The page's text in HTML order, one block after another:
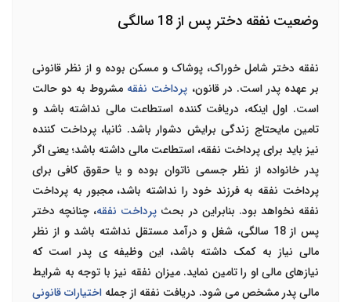
وضعیت نفقه دختر پس از 18 سالگی
نفقه دختر شامل خوراک، پوشاک و مسکن بوده و از نظر قانونی
بر عهده پدر است. در قانون، پرداخت نفقه مشروط به دو حالت
است. اول اینکه، دریافت کننده استطاعت مالی نداشته باشد و
تامین مایحتاج زندگی برایش دشوار باشد. ثانیا، پرداخت کننده
نیز باید برای پرداخت نفقه، استطاعت مالی داشته باشد؛ یعنی اگر
پدر خانواده از نظر جسمی ناتوان بوده و یا حقوق کافی برای
پرداخت نفقه به فرزند خود را نداشته باشد، مجبور به پرداخت
نفقه نخواهد بود. بنابراین در بحث پرداخت نفقه، چنانچه دختر
پس از 18 سالگی، شغل و درآمد مستقل نداشته باشد و از نظر
مالی نیاز به کمک داشته باشد، این وظیفه ی پدر است که
نیازهای مالی او را تامین نماید. میزان نفقه نیز با توجه به شرایط
مالی پدر مشخص می شود. دریافت نفقه از جمله اختیارات قانونی